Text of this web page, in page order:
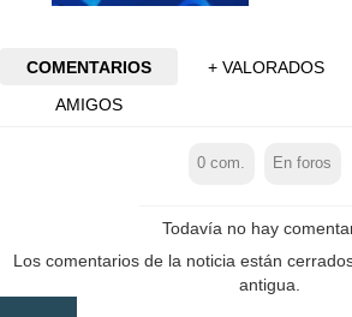
COMENTARIOS
+ VALORADOS
AMIGOS
0 com. En foros
Todavía no hay
Los comentarios de la noticia están
antigua.